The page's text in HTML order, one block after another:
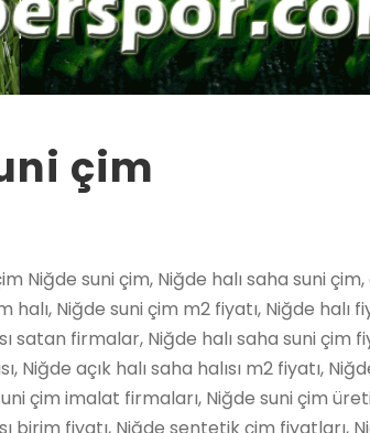
çim
Niğde suni çim, Niğde halı saha suni
halı, Niğde suni çim m2 fiyatı, Niğde halı
satan firmalar, Niğde halı saha suni çim
Niğde açık halı saha halısı m2 fiyatı,
çim imalat firmaları, Niğde suni çim